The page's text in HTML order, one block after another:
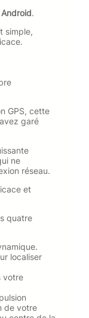
Android.
simple,
GPS, cette
garé
ne
réseau.
et
quatre
localiser
votre
de votre